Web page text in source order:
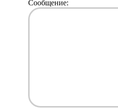
Сообщение: